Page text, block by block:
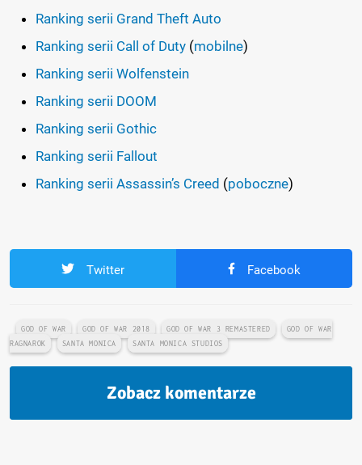
Ranking serii Grand Theft Auto
Ranking serii Call of Duty (mobilne)
Ranking serii Wolfenstein
Ranking serii DOOM
Ranking serii Gothic
Ranking serii Fallout
Ranking serii Assassin’s Creed (poboczne)
Twitter Facebook
GOD OF WAR GOD OF WAR 2018 GOD OF WAR 3 REMASTERED
GOD OF WAR
RAGNAROK
SANTA MONICA SANTA MONICA STUDIOS
Zobacz komentarze